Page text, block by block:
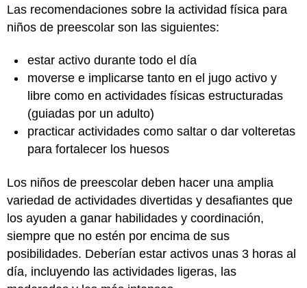
Las recomendaciones sobre la actividad física para
niños de preescolar son las siguientes:
estar activo durante todo el día
moverse e implicarse tanto en el jugo activo y
libre como en actividades físicas estructuradas
(guiadas por un adulto)
practicar actividades como saltar o dar volteretas
para fortalecer los huesos
Los niños de preescolar deben hacer una amplia
variedad de actividades divertidas y desafiantes que
los ayuden a ganar habilidades y coordinación,
siempre que no estén por encima de sus
posibilidades. Deberían estar activos unas 3 horas al
día, incluyendo las actividades ligeras, las